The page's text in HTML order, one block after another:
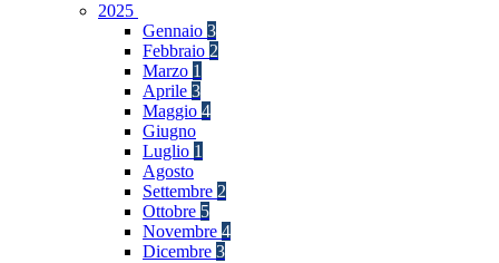
2025
Gennaio 3
Febbraio 2
Marzo 1
Aprile 3
Maggio 4
Giugno
Luglio 1
Agosto
Settembre 2
Ottobre 5
Novembre 4
Dicembre 3